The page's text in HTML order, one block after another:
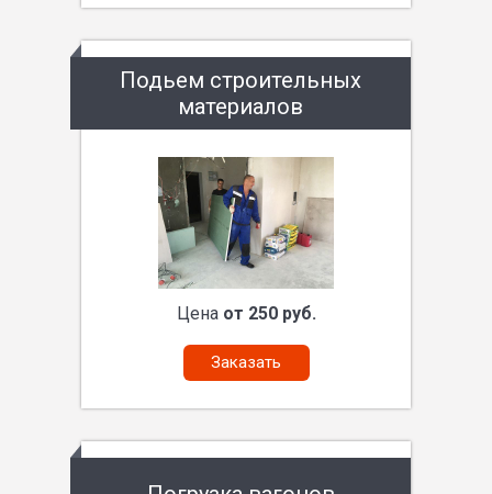
Подьем строительных
материалов
Цена от 250 руб.
Заказать